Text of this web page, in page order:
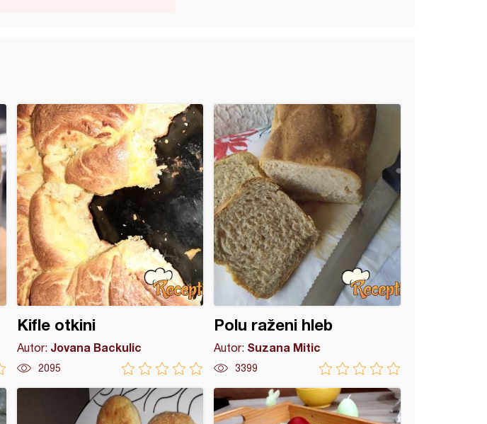
Kifle otkini
Autor: Jovana Backulic
2095
Polu raženi hleb
Autor: Suzana Mitic
3399